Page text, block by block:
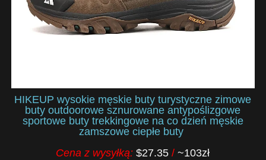
HIKEUP wysokie męskie buty turystyczne zimowe
buty outdoorowe sznurowane antypoślizgowe
sportowe buty trekkingowe na co dzień męskie
zamszowe ciepłe buty
Cena z wysyłką:$27.35/~103zł